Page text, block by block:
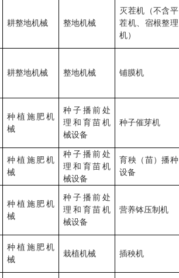
耕整地机械 整地机械
灭茬机（不含平
茬机、宿根整理
机）
耕整地机械 整地机械 铺膜机
种植施肥机
械
种子播前处
理和育苗机
械设备
种子催芽机
种植施肥机
械
种子播前处
理和育苗机
械设备
育秧（苗）播种
设备
种植施肥机
械
种子播前处
理和育苗机
械设备
营养钵压制机
种植施肥机
械
栽植机械 插秧机